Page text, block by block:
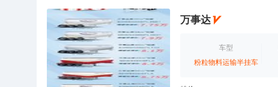
万事达
车型
粉粒物料运输半挂车